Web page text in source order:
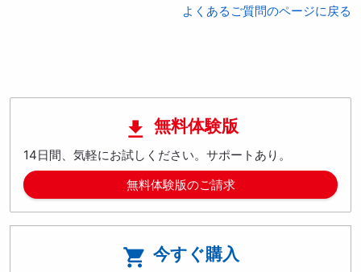
よくあるご質問のページに戻る
 無料体験版
14日間、気軽にお試しください。サポートあり。
無料体験版のご請求
 今すぐ購入